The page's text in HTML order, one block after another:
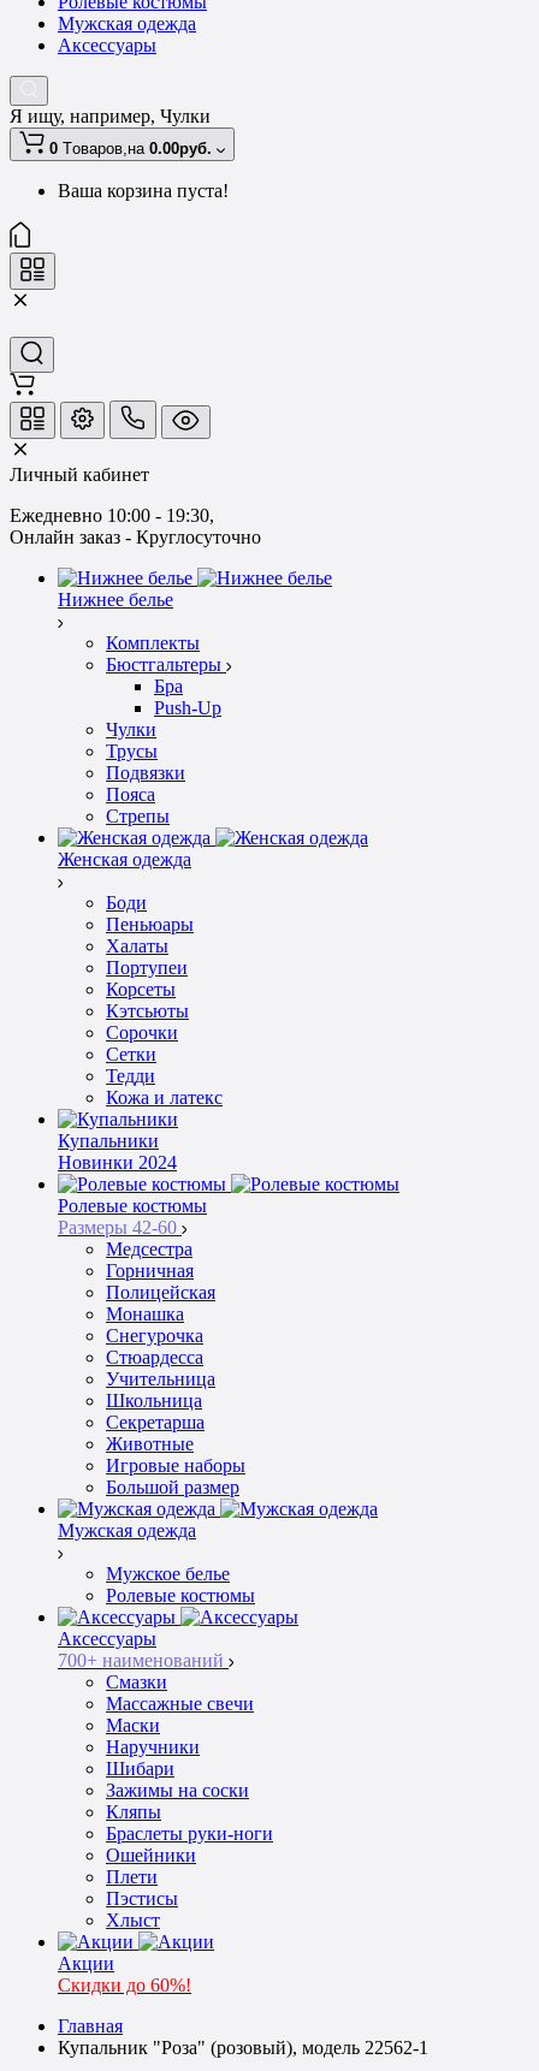
Мужская одежда
Аксессуары
Я ищу, например, Чулки
0 Tоваров,на 0.00руб.
Ваша корзина пуста!
Личный кабинет
Ежедневно 10:00 - 19:30,
Онлайн заказ - Круглосуточно
Нижнее белье
Комплекты
Бюстгальтеры
Бра
Push-Up
Чулки
Трусы
Подвязки
Пояса
Стрепы
Женская одежда
Боди
Пеньюары
Халаты
Портупеи
Корсеты
Кэтсьюты
Сорочки
Сетки
Тедди
Кожа и латекс
Купальники
Новинки 2024
Ролевые костюмы
Размеры 42-60
Медсестра
Горничная
Полицейская
Монашка
Снегурочка
Стюардесса
Учительница
Школьница
Секретарша
Животные
Игровые наборы
Большой размер
Мужская одежда
Мужское белье
Ролевые костюмы
Аксессуары
700+ наименований
Смазки
Массажные свечи
Маски
Наручники
Шибари
Зажимы на соски
Кляпы
Браслеты руки-ноги
Ошейники
Плети
Пэстисы
Хлыст
Акции
Скидки до 60%!
Главная
Купальник "Роза" (розовый), модель 22562-1